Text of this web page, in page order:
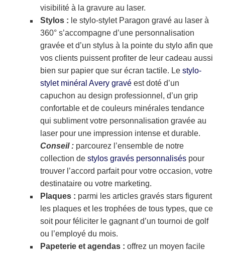
visibilité à la gravure au laser.
Stylos : le stylo-stylet Paragon gravé au laser à
360° s’accompagne d’une personnalisation
gravée et d’un stylus à la pointe du stylo afin que
vos clients puissent profiter de leur cadeau aussi
bien sur papier que sur écran tactile. Le stylo-
stylet minéral Avery gravé est doté d’un
capuchon au design professionnel, d’un grip
confortable et de couleurs minérales tendance
qui subliment votre personnalisation gravée au
laser pour une impression intense et durable.
Conseil : parcourez l’ensemble de notre
collection de stylos gravés personnalisés pour
trouver l’accord parfait pour votre occasion, votre
destinataire ou votre marketing.
Plaques : parmi les articles gravés stars figurent
les plaques et les trophées de tous types, que ce
soit pour féliciter le gagnant d’un tournoi de golf
ou l’employé du mois.
Papeterie et agendas : offrez un moyen facile